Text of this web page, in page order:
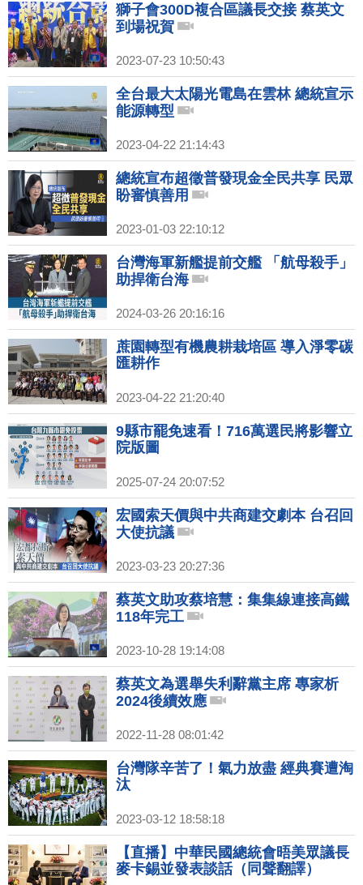
獅子會300D複合區議長交接 蔡英文
到場祝賀
2023-07-23 10:50:43
全台最大太陽光電島在雲林 總統宣示
能源轉型
2023-04-22 21:14:43
總統宣布超徵普發現金全民共享 民眾
盼審慎善用
2023-01-03 22:10:12
台灣海軍新艦提前交艦 「航母殺手」
助捍衛台海
2024-03-26 20:16:16
蔗園轉型有機農耕栽培區 導入淨零碳
匯耕作
2023-04-22 21:20:40
9縣市罷免速看！716萬選民將影響立
院版圖
2025-07-24 20:07:52
宏國索天價與中共商建交劇本 台召回
大使抗議
2023-03-23 20:27:36
蔡英文助攻蔡培慧：集集線連接高鐵
118年完工
2023-10-28 19:14:08
蔡英文為選舉失利辭黨主席 專家析
2024後續效應
2022-11-28 08:01:42
台灣隊辛苦了！氣力放盡 經典賽遭淘
汰
2023-03-12 18:58:18
【直播】中華民國總統會晤美眾議長
麥卡錫並發表談話（同聲翻譯）